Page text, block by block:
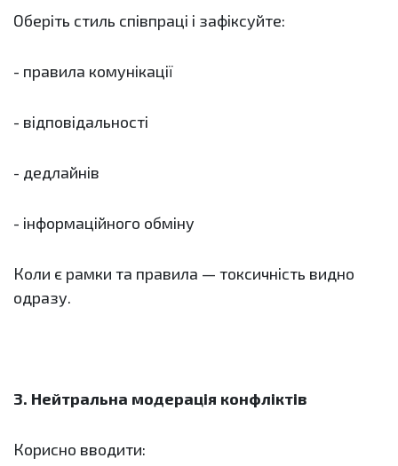
Оберіть стиль співпраці і зафіксуйте:
- правила комунікації
- відповідальності
- дедлайнів
- інформаційного обміну
Коли є рамки та правила — токсичність видно
одразу.
3. Нейтральна модерація конфліктів
Корисно вводити: